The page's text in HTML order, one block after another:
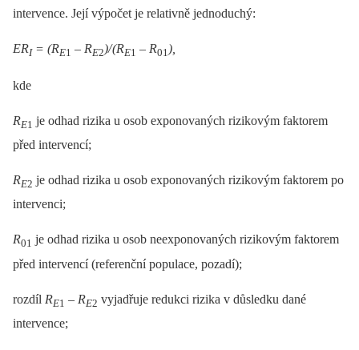
intervence. Její výpočet je relativně jednoduchý:
ERI= (RE1 –⁠ RE2)/(RE1 –⁠ R01),
kde
RE1 je odhad rizika u osob exponovaných rizikovým faktorem
před intervencí;
RE2 je odhad rizika u osob exponovaných rizikovým faktorem po
intervenci;
R01 je odhad rizika u osob neexponovaných rizikovým faktorem
před intervencí (referenční populace, pozadí);
rozdíl RE1 –⁠ RE2 vyjadřuje redukci rizika v důsledku dané
intervence;